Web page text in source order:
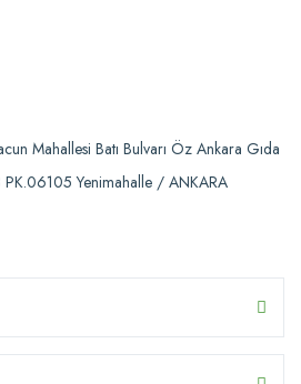
Mahallesi Batı Bulvarı Öz Ankara Gıda
PK.06105 Yenimahalle / ANKARA